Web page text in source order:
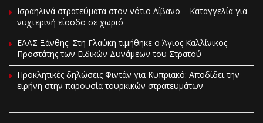
Ισραηλινά στρατεύματα στον νότιο Λίβανο – Καταγγελία για
νυχτερινή είσοδο σε χωριό
EAAΣ Ξάνθης: Στη Γλαύκη τιμήθηκε ο Άγιος Καλλίνικος –
Προστάτης των Ειδικών Δυνάμεων του Στρατού
Προκλητικές δηλώσεις Φιντάν για Κυπριακό: Αποδίδει την
ειρήνη στην παρουσία τουρκικών στρατευμάτων